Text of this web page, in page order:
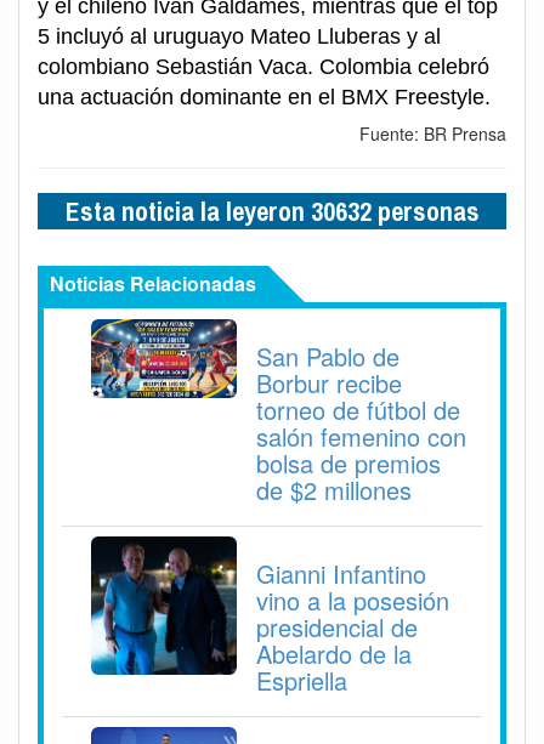
y el chileno Iván Galdames, mientras que el top
5 incluyó al uruguayo Mateo Lluberas y al
colombiano Sebastián Vaca. Colombia celebró
una actuación dominante en el BMX Freestyle.
Fuente: BR Prensa
Esta noticia la leyeron 30632 personas
Noticias Relacionadas
San Pablo de
Borbur recibe
torneo de fútbol de
salón femenino con
bolsa de premios
de $2 millones
Gianni Infantino
vino a la posesión
presidencial de
Abelardo de la
Espriella